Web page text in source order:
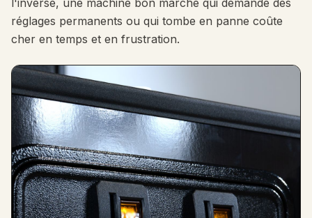
l'inverse, une machine bon marché qui demande des
réglages permanents ou qui tombe en panne coûte
cher en temps et en frustration.